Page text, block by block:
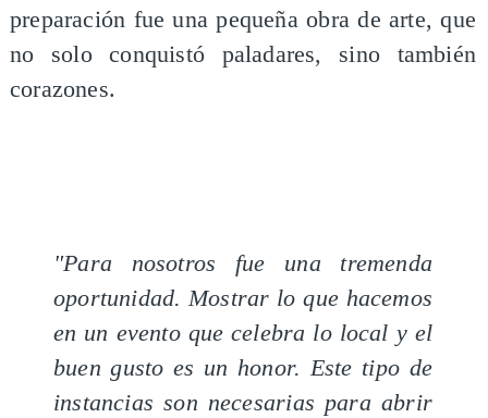
preparación fue una pequeña obra de arte, que
no solo conquistó paladares, sino también
corazones.
"Para nosotros fue una tremenda
oportunidad. Mostrar lo que hacemos
en un evento que celebra lo local y el
buen gusto es un honor. Este tipo de
instancias son necesarias para abrir